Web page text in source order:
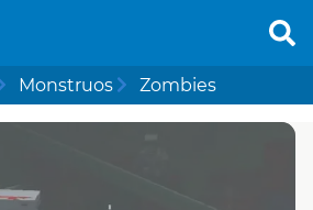
Monstruos Zombies